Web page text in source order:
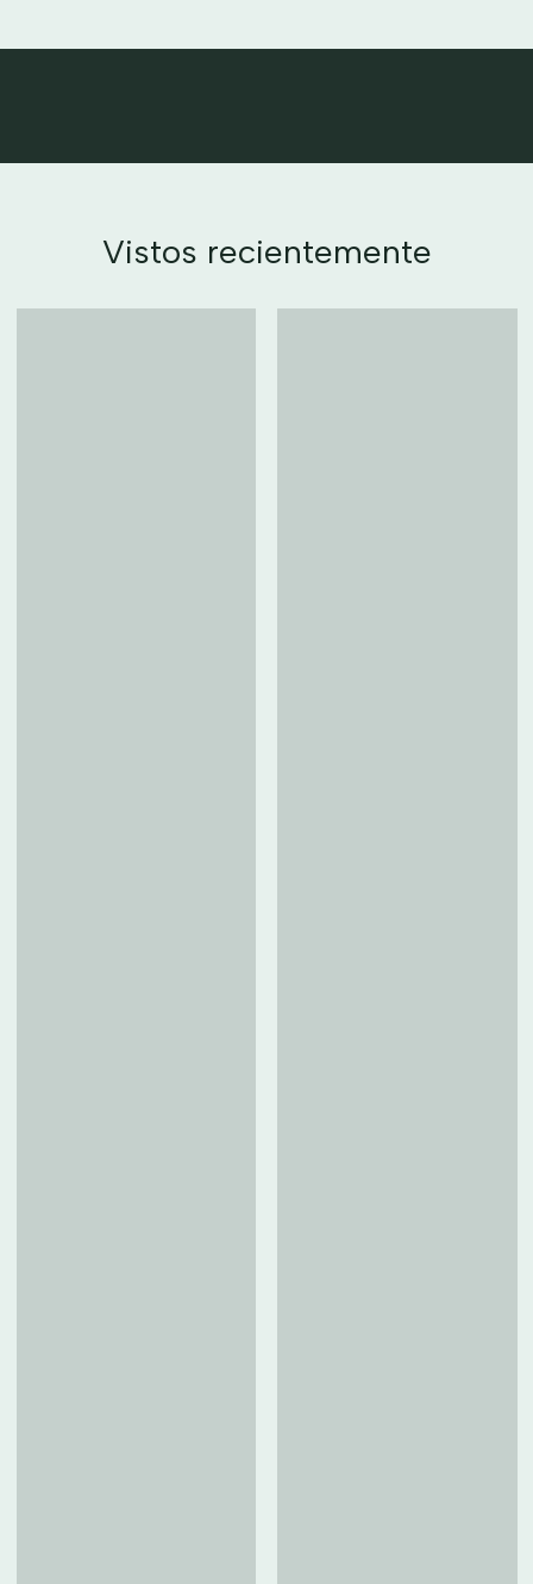
Vistos recientemente